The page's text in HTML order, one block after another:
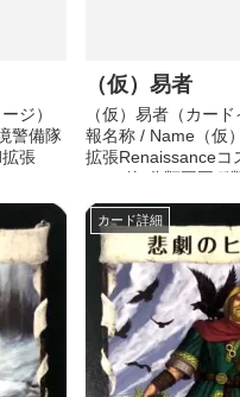
ジ）
警備隊
張
(そ
果準備
（仮）易者
（仮）易者（カー
報名称 / Name（仮
拡張Renaissanceコ
(その他)分類王国種
備中その他メモ準備
カード詳細